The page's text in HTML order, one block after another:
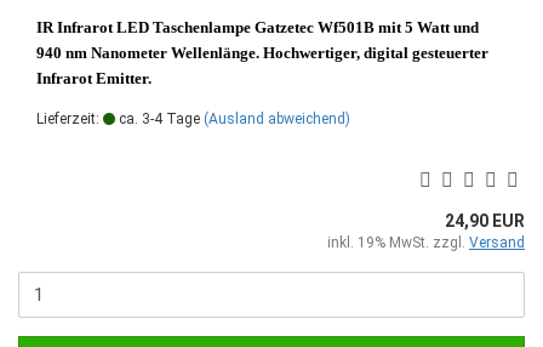
IR Infrarot LED Taschenlampe Gatzetec Wf501B mit 5 Watt und
940 nm Nanometer Wellenlänge. Hochwertiger, digital gesteuerter
Infrarot Emitter.
Lieferzeit: ca. 3-4 Tage (Ausland abweichend)
24,90 EUR
inkl. 19% MwSt. zzgl. Versand